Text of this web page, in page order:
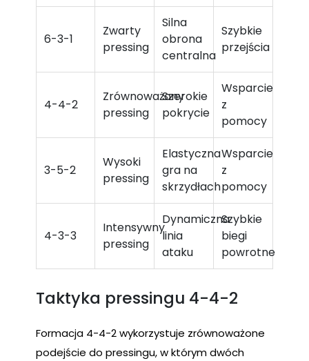
6-3-1
Zwarty
pressing
Silna
obrona
centralna
Szybkie
przejścia
4-4-2
Zrównoważony
pressing
Szerokie
pokrycie
Wsparcie
z
pomocy
3-5-2
Wysoki
pressing
Elastyczna
gra na
skrzydłach
Wsparcie
z
pomocy
4-3-3
Intensywny
pressing
Dynamiczna
linia
ataku
Szybkie
biegi
powrotne
Taktyka pressingu 4-4-2
Formacja 4-4-2 wykorzystuje zrównoważone
podejście do pressingu, w którym dwóch